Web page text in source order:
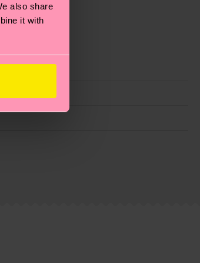
also share
it with
emissioni, amore per i calzini… e